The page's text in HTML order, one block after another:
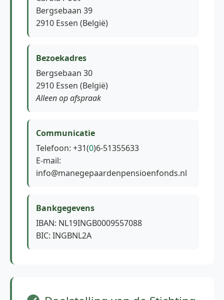
Bergsebaan 39
2910 Essen (België)
Bezoekadres
Bergsebaan 30
2910 Essen (België)
Alleen op afspraak
Communicatie
Telefoon: +31(0)6-51355633
E-mail:
info@manegepaardenpensioenfonds.nl
Bankgegevens
IBAN: NL19INGB0009557088
BIC: INGBNL2A